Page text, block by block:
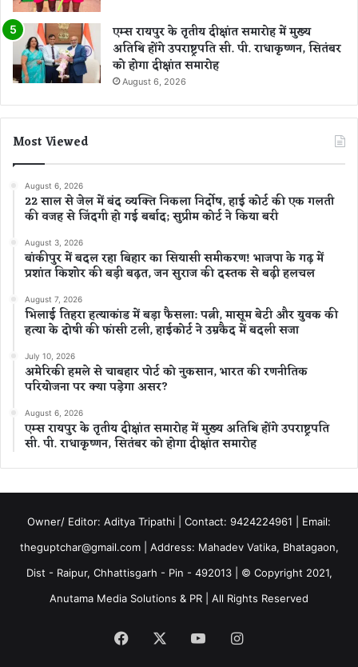
एम्स रायपुर के तृतीय दीक्षांत समारोह में मुख्य
अतिथि होंगे उपराष्ट्रपति सी. पी. राधाकृष्णन, सितंबर
को होगा दीक्षांत समारोह
August 6, 2026
Most Viewed
August 6, 2026
22 साल से जेल में बंद व्यक्ति निकला निर्दोष, हाई कोर्ट की एक गलती
की वजह से जिंदगी हो गई बर्बाद; सुप्रीम कोर्ट ने किया बरी
August 3, 2026
बांकीपुर में बदल रहा बिहार का सियासी समीकरण! भाजपा के गढ़ में
प्रशांत किशोर की बड़ी बढ़त, जन सुराज की दस्तक से बढ़ी हलचल
August 7, 2026
भिलाई तिहरा हत्याकांड में बड़ा फैसला: पत्नी, मासूम बेटी और युवक की
हत्या के दोषी की फांसी टली, हाईकोर्ट ने उम्रकैद में बदली सजा
July 10, 2026
अमेरिकी हमले से चाबहार पोर्ट को नुकसान, भारत की रणनीतिक
परियोजना पर क्या पड़ेगा असर?
August 6, 2026
एम्स रायपुर के तृतीय दीक्षांत समारोह में मुख्य अतिथि होंगे उपराष्ट्रपति
सी. पी. राधाकृष्णन, सितंबर को होगा दीक्षांत समारोह
Owner/ Editor: Aditya Tripathi | Contact: 9424224961 | Email:
theguptchar@gmail.com | Address: Mahadev Vatika, Bhatagaon,
Dist - Raipur, Chhattisgarh - Pin - 492013 | © Copyright 2021,
Anutama Media Solutions & PR | All Rights Reserved
Facebook YouTubeInstagram